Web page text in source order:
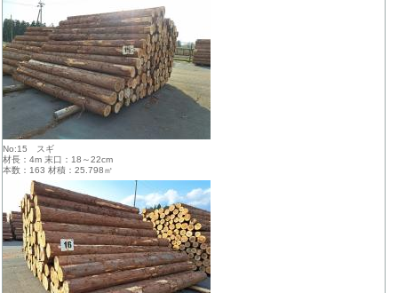
No:15 スギ
材長：4m 末口：18～22cm
本数：163 材積：25.798㎥